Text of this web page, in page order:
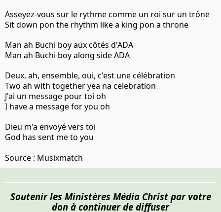
Asseyez-vous sur le rythme comme un roi sur un trône
Sit down pon the rhythm like a king pon a throne
Man ah Buchi boy aux côtés d'ADA
Man ah Buchi boy along side ADA
Deux, ah, ensemble, oui, c'est une célébration
Two ah with together yea na celebration
J'ai un message pour toi oh
I have a message for you oh
Dieu m'a envoyé vers toi
God has sent me to you
Source : Musixmatch
Soutenir les Ministères Média Christ par votre
don à continuer de diffuser